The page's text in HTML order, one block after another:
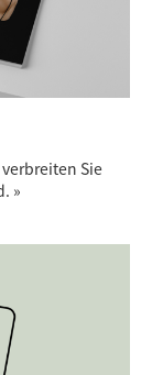
Sie
»